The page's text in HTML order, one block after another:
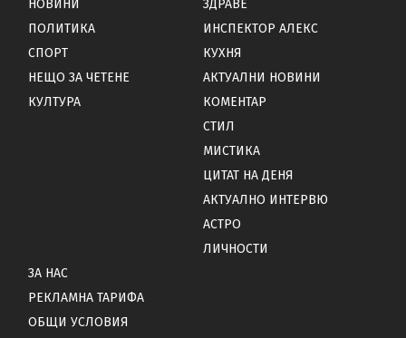
НОВИНИ
ПОЛИТИКА
СПОРТ
НЕЩО ЗА ЧЕТЕНЕ
КУЛТУРА
ЗДРАВЕ
ИНСПЕКТОР АЛЕКС
КУХНЯ
АКТУАЛНИ НОВИНИ
КОМЕНТАР
СТИЛ
МИСТИКА
ЦИТАТ НА ДЕНЯ
АКТУАЛНО ИНТЕРВЮ
АСТРО
ЛИЧНОСТИ
ЗА НАС
РЕКЛАМНА ТАРИФА
ОБЩИ УСЛОВИЯ